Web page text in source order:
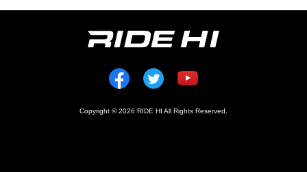
Copyright © 2026 RIDE HI All Rights Reserved.